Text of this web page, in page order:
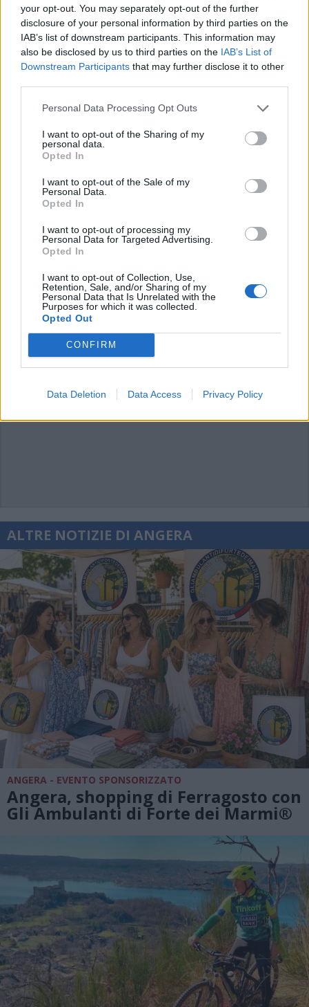
your opt-out. You may separately opt-out of the further
disclosure of your personal information by third parties on the
IAB’s list of downstream participants. This information may
also be disclosed by us to third parties on the IAB’s List of
Downstream Participants that may further disclose it to other
Personal Data Processing Opt Outs
I want to opt-out of the Sharing of my
personal data.
Opted In
I want to opt-out of the Sale of my
Personal Data.
Opted In
I want to opt-out of processing my
Personal Data for Targeted Advertising.
Opted In
I want to opt-out of Collection, Use,
Retention, Sale, and/or Sharing of my
Personal Data that Is Unrelated with the
Purposes for which it was collected.
Opted Out
CONFIRM
Data Deletion Data Access Privacy Policy
LEGGI GLI ALTRI ARTICOLI DI
LOMBARDIA
ALTRE NOTIZIE DI ANGERA
ANGERA - EVENTO SPONSORIZZATO
Angera, shopping di Ferragosto con
Gli Ambulanti di Forte dei Marmi®